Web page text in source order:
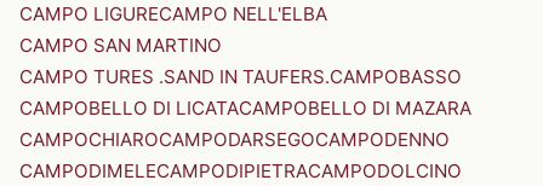
CAMPO LIGURECAMPO NELL'ELBA
CAMPO SAN MARTINO
CAMPO TURES .SAND IN TAUFERS.CAMPOBASSO
CAMPOBELLO DI LICATACAMPOBELLO DI MAZARA
CAMPOCHIAROCAMPODARSEGOCAMPODENNO
CAMPODIMELECAMPODIPIETRACAMPODOLCINO